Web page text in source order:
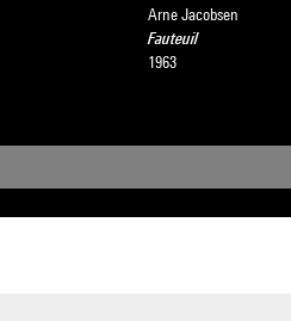
Arne Jacobsen
Fauteuil
1963